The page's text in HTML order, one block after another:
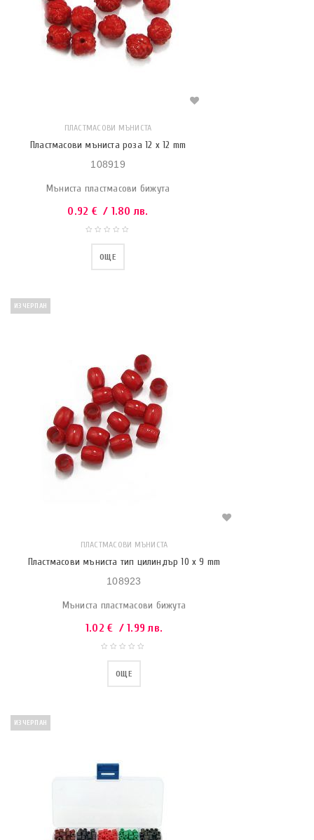
ПЛАСТМАСОВИ МЪНИСТА
Пластмасови мъниста роза 12 x 12 mm
108919
Мъниста пластмасови бижута
0.92 € / 1.80 лв.
ОЩЕ
ИЗЧЕРПАН
ПЛАСТМАСОВИ МЪНИСТА
Пластмасови мъниста тип цилиндър 10 x 9 mm
108923
Мъниста пластмасови бижута
1.02€ / 1.99 лв.
ОЩЕ
ИЗЧЕРПАН